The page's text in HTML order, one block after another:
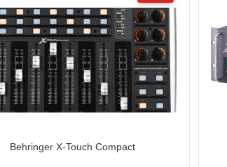
Behringer X-Touch Compact